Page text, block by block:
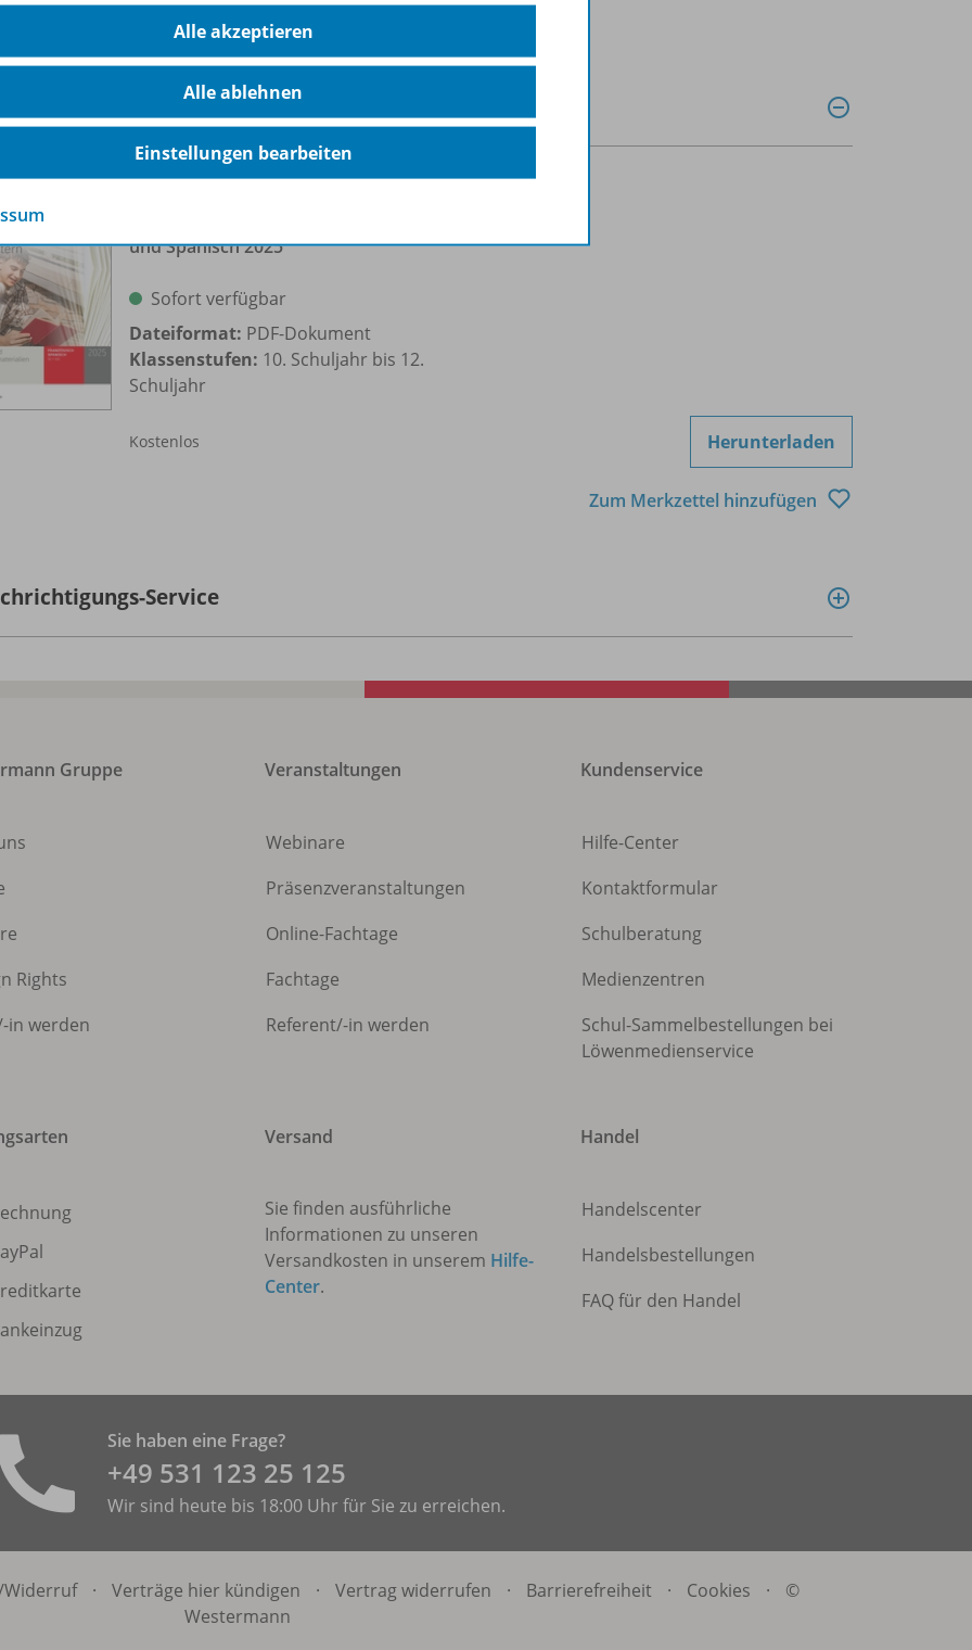
und Spanisch 2025
Sofort verfügbar
Dateiformat: PDF-Dokument
Klassenstufen: 10. Schuljahr bis 12.
Schuljahr
Kostenlos Herunterladen
Zum Merkzettel hinzufügen
Service
Gruppe
Rights
-in werden
Veranstaltungen
Webinare
Präsenzveranstaltungen
Online-Fachtage
Fachtage
Referent/-in werden
Kundenservice
Hilfe-Center
Kontaktformular
Schulberatung
Medienzentren
Schul-Sammelbestellungen bei
Löwenmedienservice
Versand
Sie finden ausführliche
Informationen zu unseren
Versandkosten in unserem Hilfe-
Center.
Handel
Handelscenter
Handelsbestellungen
FAQ für den Handel
Sie haben eine Frage?
+49 531 ­123 25 125
Wir sind heute bis 18:00 Uhr für Sie zu erreichen.
Widerruf · Verträge hier kündigen · Vertrag widerrufen · Barrierefreiheit · Cookies ·
©
Westermann
Alle akzeptieren
Alle ablehnen
Einstellungen bearbeiten